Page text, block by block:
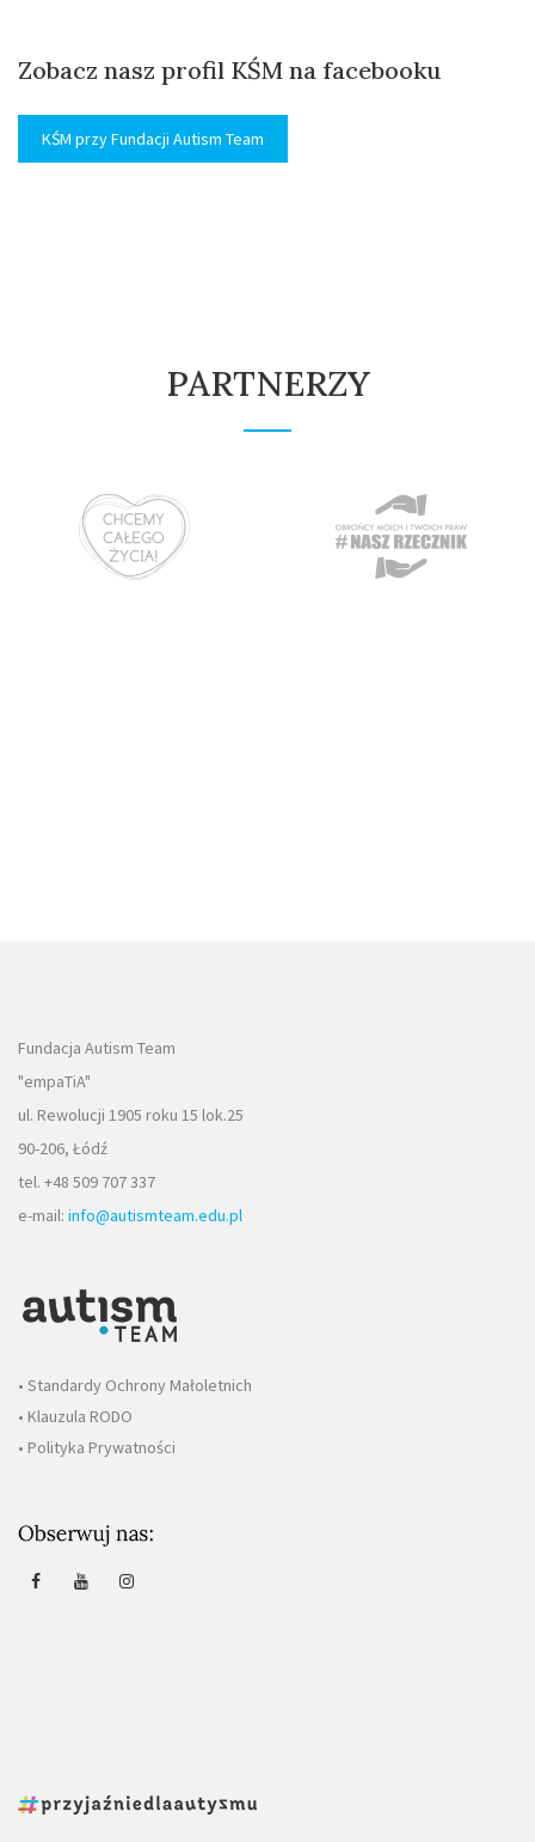
Zobacz nasz profil KŚM na facebooku
KŚM przy Fundacji Autism Team
PARTNERZY
Fundacja Autism Team
"empaTiA"
ul. Rewolucji 1905 roku 15 lok.25
90-206, Łódź
tel. +48 509 707 337
e-mail: info@autismteam.edu.pl
• Standardy Ochrony Małoletnich
• Klauzula RODO
• Polityka Prywatności